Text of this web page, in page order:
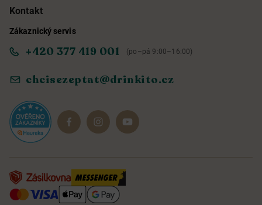
Obchodní podmínky
Reklamace a vrácení
O nás
Informace o přístupnosti služby
Dárkové sady
Kontakt
Zákaznický servis
+420 377 419 001 (po–pá 9:00–16:00)
chcisezeptat@drinkito.cz